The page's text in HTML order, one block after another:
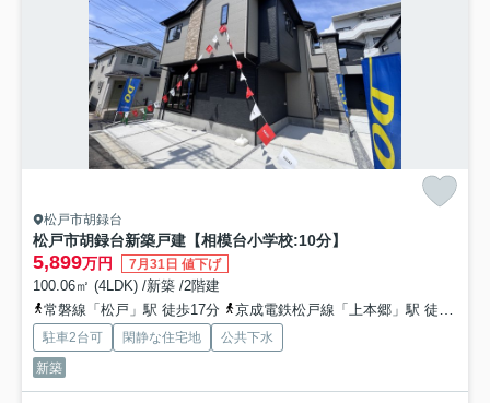
松戸市胡録台
松戸市胡録台新築戸建【相模台小学校:10分】
5,899万円 7月31日 値下げ
100.06㎡ (4LDK) /新築 /2階建
常磐線「松戸」駅 徒歩17分
京成電鉄松戸線「上本郷」駅 徒歩15分
駐車2台可 閑静な住宅地
公共下水
新築